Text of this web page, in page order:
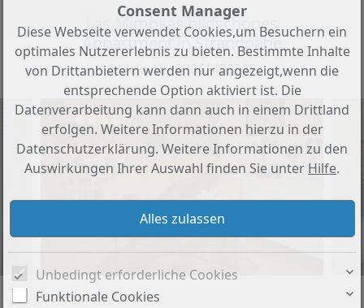
Las Mimosas bildschönes
Appartment in Strandnähe
Objekt-Nr.: 02061402309
Consent Manager
Diese Webseite verwendet Cookies,um Besuchern ein
optimales Nutzererlebnis zu bieten. Bestimmte Inhalte
von Drittanbietern werden nur angezeigt,wenn die
entsprechende Option aktiviert ist. Die
Datenverarbeitung kann dann auch in einem Drittland
erfolgen. Weitere Informationen hierzu in der
Datenschutzerklärung. Weitere Informationen zu den
Auswirkungen Ihrer Auswahl finden Sie unter Hilfe.
Unbedingt erforderliche Cookies
Funktionale Cookies